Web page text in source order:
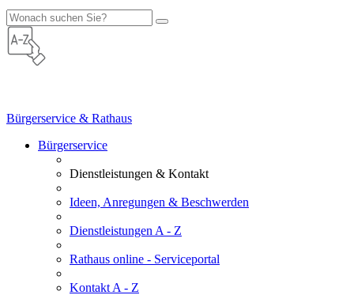
Bürgerservice & Rathaus
Bürgerservice
Dienstleistungen & Kontakt
Ideen, Anregungen & Beschwerden
Dienstleistungen A - Z
Rathaus online - Serviceportal
Kontakt A - Z